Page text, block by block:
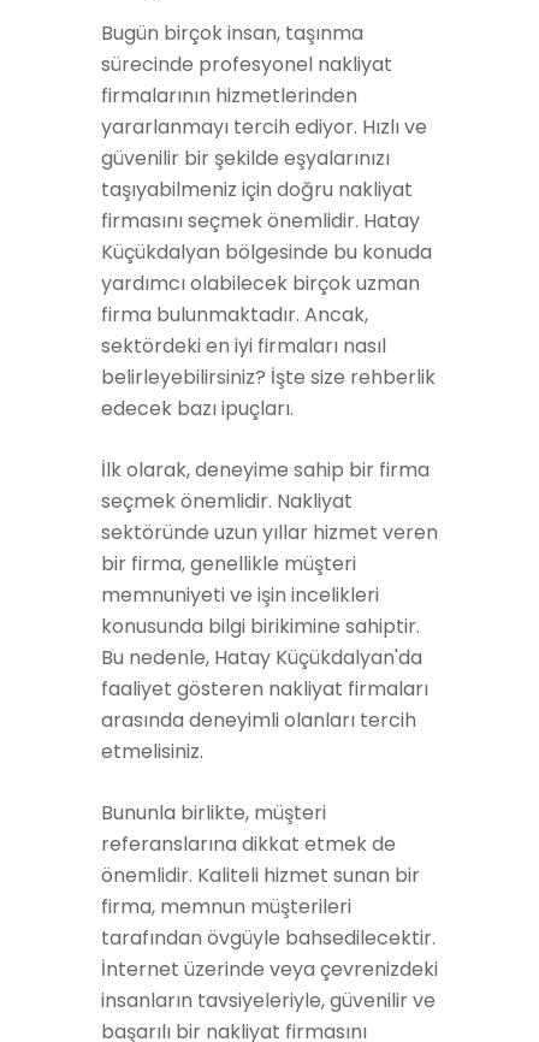
Bugün birçok insan, taşınma
sürecinde profesyonel nakliyat
firmalarının hizmetlerinden
yararlanmayı tercih ediyor. Hızlı ve
güvenilir bir şekilde eşyalarınızı
taşıyabilmeniz için doğru nakliyat
firmasını seçmek önemlidir. Hatay
Küçükdalyan bölgesinde bu konuda
yardımcı olabilecek birçok uzman
firma bulunmaktadır. Ancak,
sektördeki en iyi firmaları nasıl
belirleyebilirsiniz? İşte size rehberlik
edecek bazı ipuçları.
İlk olarak, deneyime sahip bir firma
seçmek önemlidir. Nakliyat
sektöründe uzun yıllar hizmet veren
bir firma, genellikle müşteri
memnuniyeti ve işin incelikleri
konusunda bilgi birikimine sahiptir.
Bu nedenle, Hatay Küçükdalyan'da
faaliyet gösteren nakliyat firmaları
arasında deneyimli olanları tercih
etmelisiniz.
Bununla birlikte, müşteri
referanslarına dikkat etmek de
önemlidir. Kaliteli hizmet sunan bir
firma, memnun müşterileri
tarafından övgüyle bahsedilecektir.
İnternet üzerinde veya çevrenizdeki
insanların tavsiyeleriyle, güvenilir ve
başarılı bir nakliyat firmasını